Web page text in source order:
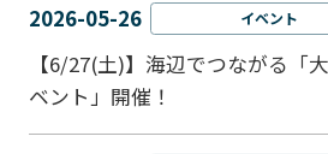
2026-05-26 イベント
【6/27(土)】海辺でつながる「
ベント」開催！